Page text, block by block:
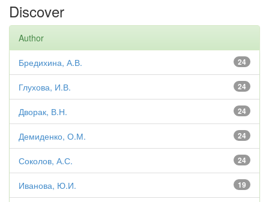
Discover
Author
24
Бредихина, А.В.
24
Глухова, И.В.
24
Дворак, В.Н.
24
Демиденко, О.М.
24
Соколов, А.С.
19
Иванова, Ю.И.